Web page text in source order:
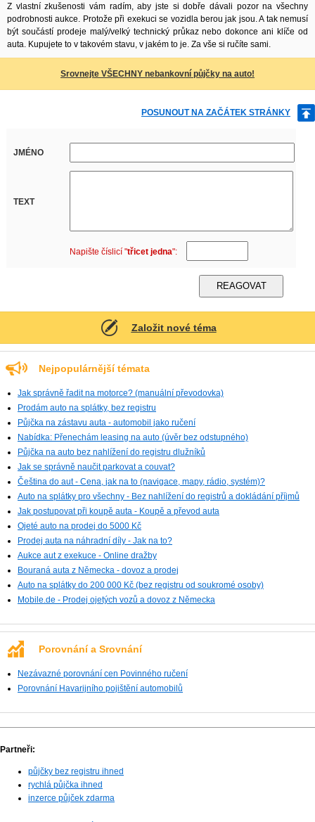
Z vlastní zkušenosti vám radím, aby jste si dobře dávali pozor na všechny
podrobnosti aukce. Protože při exekuci se vozidla berou jak jsou. A tak nemusí
být součástí prodeje malý/velký technický průkaz nebo dokonce ani klíče od
auta. Kupujete to v takovém stavu, v jakém to je. Za vše si ručíte sami.
Srovnejte VŠECHNY nebankovní půjčky na auto!
POSUNOUT NA ZAČÁTEK STRÁNKY
JMÉNO
TEXT
Napište číslicí "třicet jedna":
Založit nové téma
Nejpopulárnější témata
Jak správně řadit na motorce? (manuální převodovka)
Prodám auto na splátky, bez registru
Půjčka na zástavu auta - automobil jako ručení
Nabídka: Přenechám leasing na auto (úvěr bez odstupného)
Půjčka na auto bez nahlížení do registru dlužníků
Jak se správně naučit parkovat a couvat?
Čeština do aut - Cena, jak na to (navigace, mapy, rádio, systém)?
Auto na splátky pro všechny - Bez nahlížení do registrů a dokládání příjmů
Jak postupovat při koupě auta - Koupě a převod auta
Ojeté auto na prodej do 5000 Kč
Prodej auta na náhradní díly - Jak na to?
Aukce aut z exekuce - Online dražby
Bouraná auta z Německa - dovoz a prodej
Auto na splátky do 200 000 Kč (bez registru od soukromé osoby)
Mobile.de - Prodej ojetých vozů a dovoz z Německa
Porovnání a Srovnání
Nezávazné porovnání cen Povinného ručení
Porovnání Havarijního pojištění automobilů
Partneři:
půjčky bez registru ihned
rychlá půjčka ihned
inzerce půjček zdarma